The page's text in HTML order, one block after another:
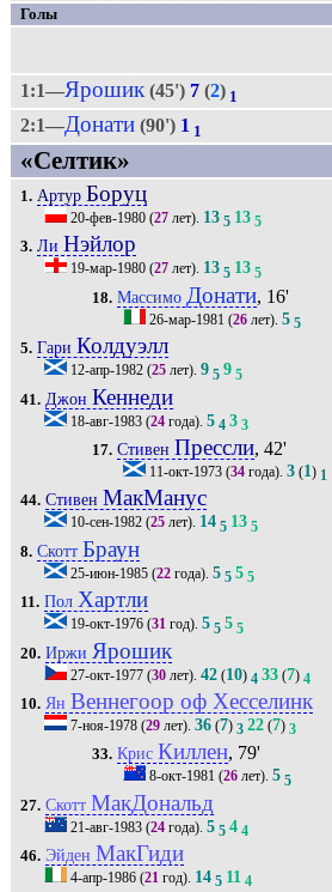
Голы
1:1—Ярошик(45') 7(2) 1
2:1—Донати(90') 1 1
«Селтик»
1. Артур Боруц
20-фев-1980(27лет). 13 5 13 5
3. Ли Нэйлор
19-мар-1980(27лет). 13 5 13 5
18. Массимо Донати, 16'
26-мар-1981 (26 лет).5 5
5. Гари Колдуэлл
12-апр-1982(25лет). 9 5 9 5
41. Джон Кеннеди
18-авг-1983(24года). 5 4 3 3
17. Стивен Прессли, 42'
11-окт-1973 (34 года).3 (1) 1
44. Стивен МакМанус
10-сен-1982(25лет). 14 5 13 5
8. Скотт Браун
25-июн-1985(22года). 5 5 5 5
11. Пол Хартли
19-окт-1976(31год). 5 5 5 5
20. Иржи Ярошик
27-окт-1977(30лет). 42(10) 4 33(7) 4
10. Ян Веннегоор оф Хесселинк
7-ноя-1978(29лет). 36(7) 3 22(7) 3
33. Крис Киллен, 79'
8-окт-1981 (26 лет).5 5
27. Скотт МакДональд
21-авг-1983(24года). 5 5 4 4
46. Эйден МакГиди
4-апр-1986(21год). 14 5 11 4